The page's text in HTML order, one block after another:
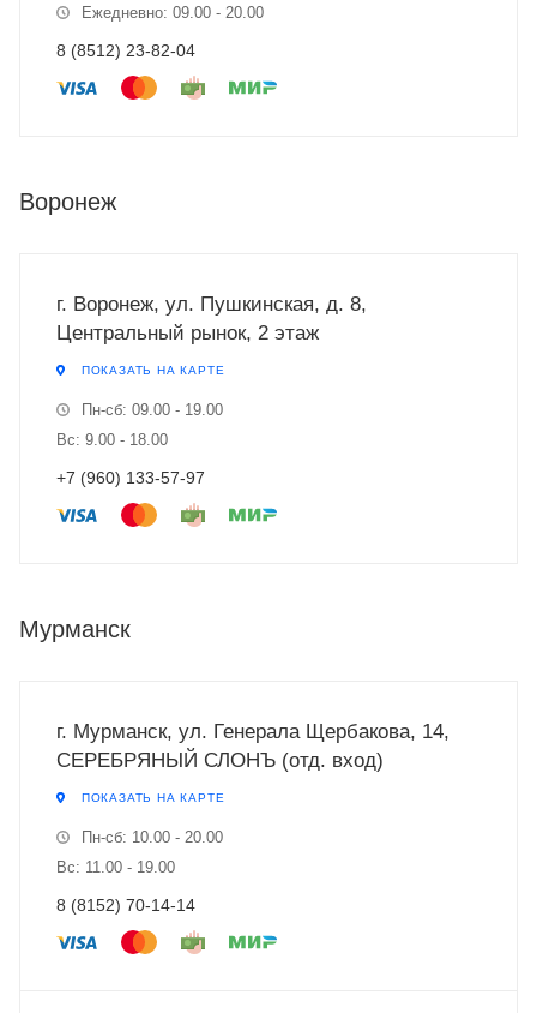
Ежедневно: 09.00 - 20.00
8 (8512) 23-82-04
Воронеж
г. Воронеж, ул. Пушкинская, д. 8,
Центральный рынок, 2 этаж
ПОКАЗАТЬ НА КАРТЕ
Пн-сб: 09.00 - 19.00
Вс: 9.00 - 18.00
+7 (960) 133-57-97
Мурманск
г. Мурманск, ул. Генерала Щербакова, 14,
СЕРЕБРЯНЫЙ СЛОНЪ (отд. вход)
ПОКАЗАТЬ НА КАРТЕ
Пн-сб: 10.00 - 20.00
Вс: 11.00 - 19.00
8 (8152) 70-14-14